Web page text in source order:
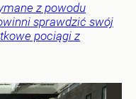
z powodu
sprawdzić swój
pociągi z